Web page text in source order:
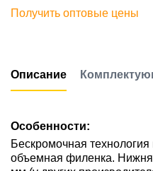
Получить оптовые цены
Описание
Особенности:
Бескромочная
объемная филенка.